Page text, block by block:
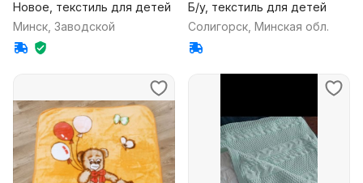
Новое, текстиль для детей
Минск, Заводской
Б/у, текстиль для детей
Солигорск, Минская обл.